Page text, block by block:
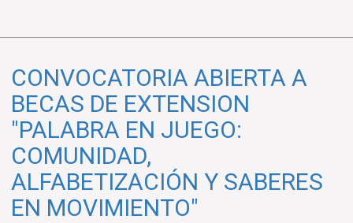
CONVOCATORIA ABIERTA A
BECAS DE EXTENSION
"PALABRA EN JUEGO:
COMUNIDAD,
ALFABETIZACIÓN Y SABERES
EN MOVIMIENTO"